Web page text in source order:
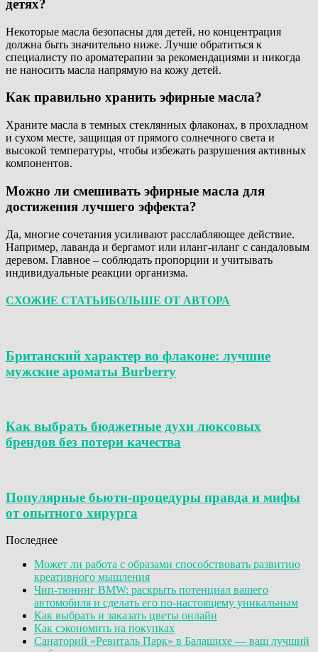
детях?
Некоторые масла безопасны для детей, но концентрация
должна быть значительно ниже. Лучше обратиться к
специалисту по ароматерапии за рекомендациями и никогда
не наносить масла напрямую на кожу детей.
Как правильно хранить эфирные масла?
Храните масла в темных стеклянных флаконах, в прохладном
и сухом месте, защищая от прямого солнечного света и
высокой температуры, чтобы избежать разрушения активных
компонентов.
Можно ли смешивать эфирные масла для
достижения лучшего эффекта?
Да, многие сочетания усиливают расслабляющее действие.
Например, лаванда и бергамот или иланг-иланг с сандаловым
деревом. Главное – соблюдать пропорции и учитывать
индивидуальные реакции организма.
СХОЖИЕ СТАТЬИБОЛЬШЕ ОТ АВТОРА
Британский характер во флаконе: лучшие
мужские ароматы Burberry
Как выбрать бюджетные духи люксовых
брендов без потери качества
Популярные бьюти-процедуры правда и мифы
от опытного хирурга
Последнее
Может ли работа с образами способствовать развитию
креативного мышления
Чип-тюнинг BMW: раскрыть потенциал вашего
автомобиля и сделать его по-настоящему уникальным
Как выбрать и заказать цветы онлайн
Как сэкономить на покупках
Санаторий «Ревиталь Парк» в Балашихе — ваш лучший